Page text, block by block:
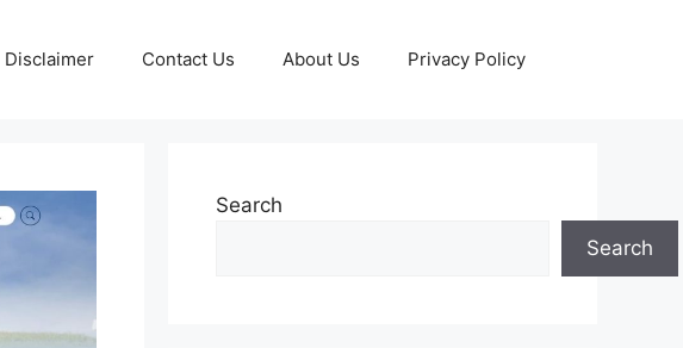
Disclaimer Contact Us About Us Privacy Policy
Search
Search